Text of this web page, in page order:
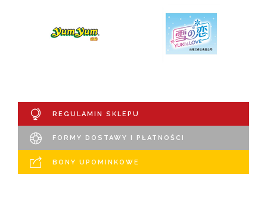
REGULAMIN SKLEPU
FORMY DOSTAWY I PŁATNOŚCI
BONY UPOMINKOWE